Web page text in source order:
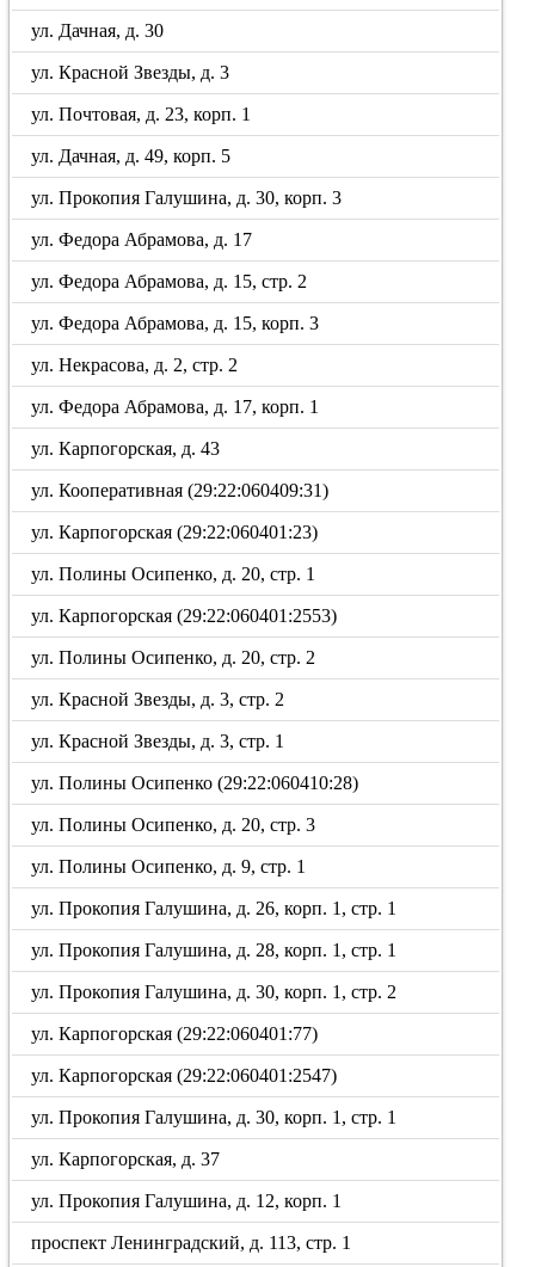
ул. Дачная, д. 30
ул. Красной Звезды, д. 3
ул. Почтовая, д. 23, корп. 1
ул. Дачная, д. 49, корп. 5
ул. Прокопия Галушина, д. 30, корп. 3
ул. Федора Абрамова, д. 17
ул. Федора Абрамова, д. 15, стр. 2
ул. Федора Абрамова, д. 15, корп. 3
ул. Некрасова, д. 2, стр. 2
ул. Федора Абрамова, д. 17, корп. 1
ул. Карпогорская, д. 43
ул. Кооперативная (29:22:060409:31)
ул. Карпогорская (29:22:060401:23)
ул. Полины Осипенко, д. 20, стр. 1
ул. Карпогорская (29:22:060401:2553)
ул. Полины Осипенко, д. 20, стр. 2
ул. Красной Звезды, д. 3, стр. 2
ул. Красной Звезды, д. 3, стр. 1
ул. Полины Осипенко (29:22:060410:28)
ул. Полины Осипенко, д. 20, стр. 3
ул. Полины Осипенко, д. 9, стр. 1
ул. Прокопия Галушина, д. 26, корп. 1, стр. 1
ул. Прокопия Галушина, д. 28, корп. 1, стр. 1
ул. Прокопия Галушина, д. 30, корп. 1, стр. 2
ул. Карпогорская (29:22:060401:77)
ул. Карпогорская (29:22:060401:2547)
ул. Прокопия Галушина, д. 30, корп. 1, стр. 1
ул. Карпогорская, д. 37
ул. Прокопия Галушина, д. 12, корп. 1
проспект Ленинградский, д. 113, стр. 1